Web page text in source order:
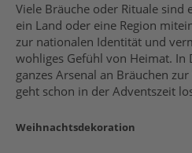
Viele Bräuche oder Rituale sind
ein Land oder eine Region
zur nationalen Identität und
wohliges Gefühl von Heimat. In
ganzes Arsenal an Bräuchen
geht schon in der Adventszeit
Weihnachtsdekoration